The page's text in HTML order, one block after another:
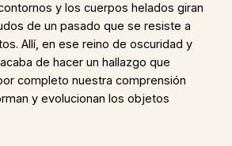
y los cuerpos helados giran
de un pasado que se resiste a
Allí, en ese reino de oscuridad y
de hacer un hallazgo que
completo nuestra comprensión
y evolucionan los objetos